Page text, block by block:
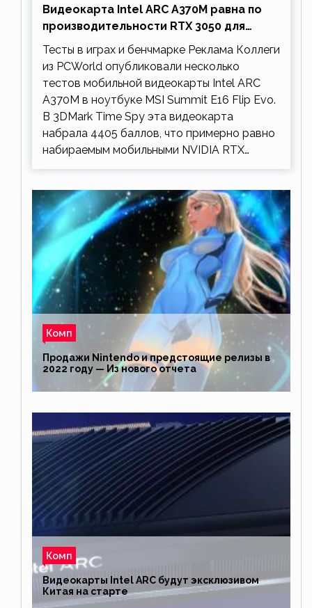
Видеокарта Intel ARC A370M равна по
производительности RTX 3050 для
ноутбуков
Тесты в играх и бенчмарке Реклама Коллеги
из PCWorld опубликовали несколько
тестов мобильной видеокарты Intel ARC
A370M в ноутбуке MSI Summit E16 Flip Evo.
В 3DMark Time Spy эта видеокарта
набрала 4405 баллов, что примерно равно
набираемым мобильными NVIDIA RTX…
Комп
Продажи Nintendo и предстоящие релизы в
2022 году — Из нового отчета
Комп
Видеокарты Intel ARC будут эксклюзивом
Китая на старте